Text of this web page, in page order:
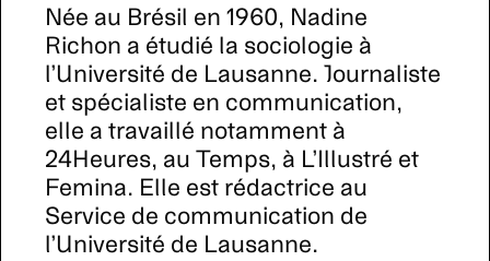
Née au Brésil en 1960, Nadine
Richon a étudié la sociologie à
l’Université de Lausanne. Journaliste
et spécialiste en communication,
elle a travaillé notamment à
24Heures, au Temps, à L’Illustré et
Femina. Elle est rédactrice au
Service de communication de
l’Université de Lausanne.